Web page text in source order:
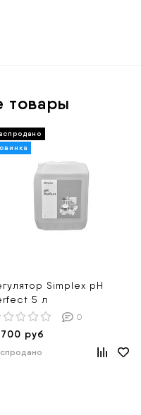
товары
Simplex pH
5 л
0
руб